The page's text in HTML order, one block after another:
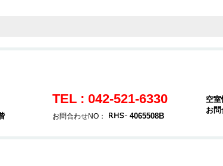
TEL : 042-521-6330
お問合わせNO： 4065508B
空
お問